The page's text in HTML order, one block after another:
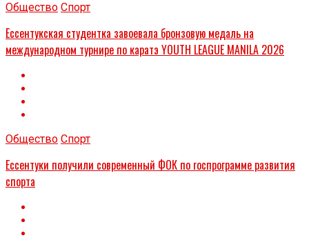
Общество Спорт
Ессентукская студентка завоевала бронзовую медаль на
международном турнире по каратэ YOUTH LEAGUE MANILA 2026
Общество Спорт
Ессентуки получили современный ФОК по госпрограмме развития
спорта